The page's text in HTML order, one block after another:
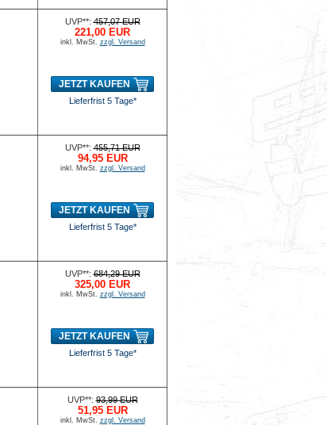
UVP**:457,07 EUR
221,00 EUR
inkl. MwSt. zzgl. Versand
JETZT KAUFEN
Lieferfrist 5 Tage*
UVP**:455,71 EUR
94,95 EUR
inkl. MwSt. zzgl. Versand
JETZT KAUFEN
Lieferfrist 5 Tage*
UVP**:684,29 EUR
325,00 EUR
inkl. MwSt. zzgl. Versand
JETZT KAUFEN
Lieferfrist 5 Tage*
UVP**:93,99 EUR
51,95 EUR
inkl. MwSt. zzgl. Versand